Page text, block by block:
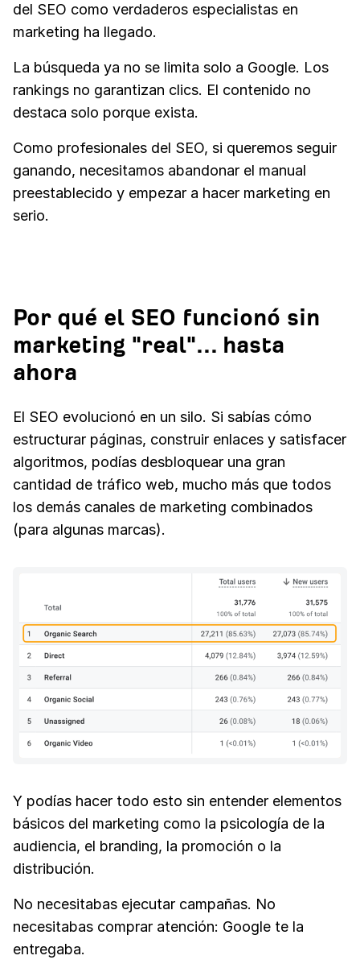
del SEO como verdaderos especialistas en
marketing ha llegado.
La búsqueda ya no se limita solo a Google. Los
rankings no garantizan clics. El contenido no
destaca solo porque exista.
Como profesionales del SEO, si queremos seguir
ganando, necesitamos abandonar el manual
preestablecido y empezar a hacer marketing en
serio.
Por qué el SEO funcionó sin
marketing "real"... hasta
ahora
El SEO evolucionó en un silo. Si sabías cómo
estructurar páginas, construir enlaces y satisfacer
algoritmos, podías desbloquear una gran
cantidad de tráfico web, mucho más que todos
los demás canales de marketing combinados
(para algunas marcas).
Y podías hacer todo esto sin entender elementos
básicos del marketing como la psicología de la
audiencia, el branding, la promoción o la
distribución.
No necesitabas ejecutar campañas. No
necesitabas comprar atención: Google te la
entregaba.